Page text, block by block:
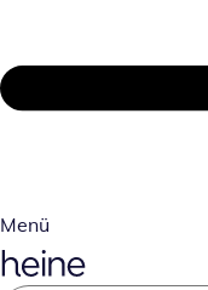
Menü